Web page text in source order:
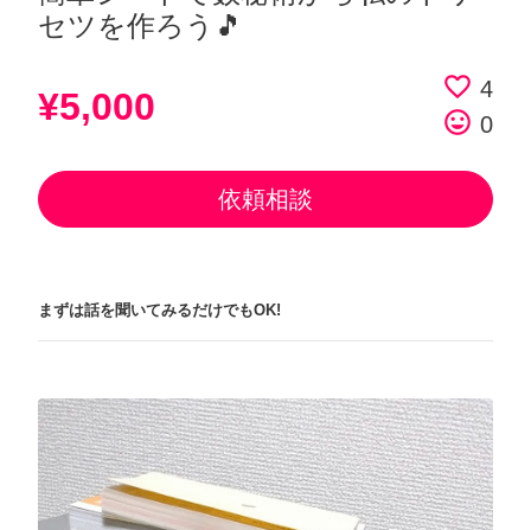
セツを作ろう🎵
¥5,000 favorite_border 4
tag_faces 0
依頼相談
まずは話を聞いてみるだけでもOK!